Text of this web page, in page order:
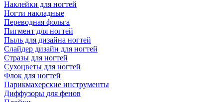
Наклейки для ногтей
Ногти накладные
Переводная фольга
Пигмент для ногтей
Пыль для дизайна ногтей
Слайдер дизайн для ногтей
Стразы для ногтей
Сухоцветы для ногтей
Флок для ногтей
Парикмахерские инструменты
Диффузоры для фенов